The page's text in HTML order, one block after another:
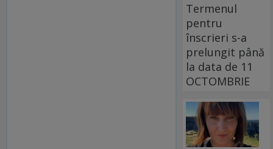
Termenul
pentru
înscrieri s-a
prelungit până
la data de 11
OCTOMBRIE